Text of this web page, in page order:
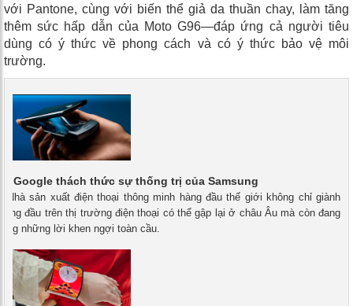
với Pantone, cùng với biến thể giả da thuần chay, làm tăng
thêm sức hấp dẫn của Moto G96—đáp ứng cả người tiêu
dùng có ý thức về phong cách và có ý thức bảo vệ môi
trường.
Google thách thức sự thống trị của Samsung
Nhà sản xuất điện thoại thông minh hàng đầu thế giới không chỉ giành
đầu trên thị trường điện thoại có thể gập lại ở châu Âu mà còn đang
những lời khen ngợi toàn cầu.